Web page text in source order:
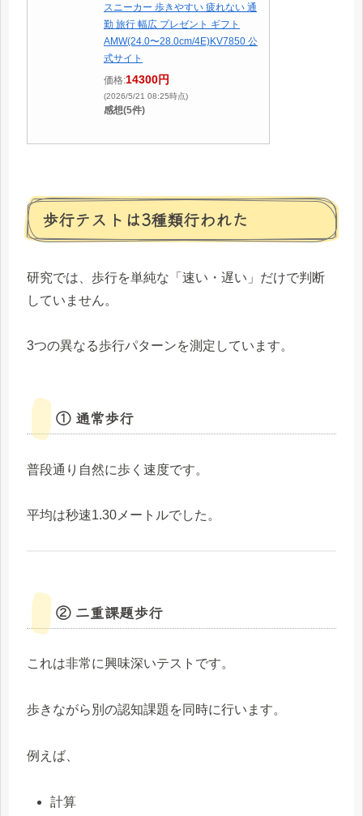
スニーカー 歩きやすい 疲れない 通
勤 旅行 幅広 プレゼント ギフト
AMW(24.0〜28.0cm/4E)KV7850 公
式サイト
価格:14300円
(2026/5/21 08:25時点)
感想(5件)
歩行テストは3種類行われた
研究では、歩行を単純な「速い・遅い」だけで判断
していません。
3つの異なる歩行パターンを測定しています。
① 通常歩行
普段通り自然に歩く速度です。
平均は秒速1.30メートルでした。
② 二重課題歩行
これは非常に興味深いテストです。
歩きながら別の認知課題を同時に行います。
例えば、
計算